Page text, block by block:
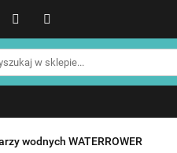
Strefa klienta
Informacje o NOHRD
wodnych WATERROWER